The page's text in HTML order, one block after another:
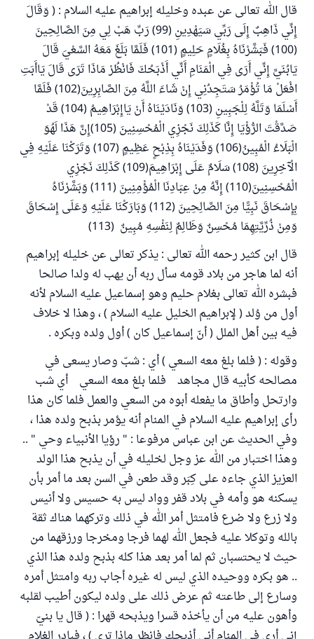
قال الله تعالى عن عبده وخليله إبراهيم عليه السلام : ( وَقَالَ
إِنِّي ذَاهِبٌ إِلَى رَبِّي سَيَهْدِينِ (99) رَبِّ هَبْ لِي مِنَ الصَّالِحِينَ
(100) فَبَشَّرْنَاهُ بِغُلَامٍ حَلِيمٍ (101) فَلَمَّا بَلَغَ مَعَهُ السَّعْيَ قَالَ
يَابُنَيَّ إِنِّي أَرَى فِي الْمَنَامِ أَنِّي أَذْبَحُكَ فَانْظُرْ مَاذَا تَرَى قَالَ يَاأَبَتِ
افْعَلْ مَا تُؤْمَرُ سَتَجِدُنِي إِنْ شَاءَ اللَّهُ مِنَ الصَّابِرِينَ(102) فَلَمَّا
أَسْلَمَا وَتَلَّهُ لِلْجَبِينِ (103) وَنَادَيْنَاهُ أَنْ يَاإِبْرَاهِيمُ (104) قَدْ
صَدَّقْتَ الرُّؤْيَا إِنَّا كَذَلِكَ نَجْزِي الْمُحْسِنِينَ (105)إِنَّ هَذَا لَهُوَ
الْبَلَاءُ الْمُبِينُ(106) وَفَدَيْنَاهُ بِذِبْحٍ عَظِيمٍ (107) وَتَرَكْنَا عَلَيْهِ فِي
الْآخِرِينَ (108) سَلَامٌ عَلَى إِبْرَاهِيمَ(109) كَذَلِكَ نَجْزِي
الْمُحْسِنِينَ(110) إِنَّهُ مِنْ عِبَادِنَا الْمُؤْمِنِينَ (111) وَبَشَّرْنَاهُ
بِإِسْحَاقَ نَبِيًّا مِنَ الصَّالِحِينَ (112) وَبَارَكْنَا عَلَيْهِ وَعَلَى إِسْحَاقَ
وَمِنْ ذُرِّيَّتِهِمَا مُحْسِنٌ وَظَالِمٌ لِنَفْسِهِ مُبِينٌ (113)
قال ابن كثير رحمه الله تعالى : يذكر تعالى عن خليله إبراهيم
أنه لما هاجر من بلاد قومه سأل ربه أن يهب له ولدا صالحا
فبشره الله تعالى بغلام حليم وهو إسماعيل عليه السلام لأنه
أول من وُلد ( لإبراهيم الخليل عليه السلام ) ، وهذا لا خلاف
فيه بين أهل الملل ( أنّ إسماعيل كان ) أول ولده وبكره .
وقوله : ( فلما بلغ معه السعي ) أي : شبّ وصار يسعى في
مصالحه كأبيه قال مجاهد فلما بلغ معه السعي أي شب
وارتحل وأطاق ما يفعله أبوه من السعي والعمل فلما كان هذا
رأى إبراهيم عليه السلام في المنام أنه يؤمر بذبح ولده هذا ،
وفي الحديث عن ابن عباس مرفوعا : " رؤيا الأنبياء وحي " ..
وهذا اختبار من الله عز وجل لخليله في أن يذبح هذا الولد
العزيز الذي جاءه على كِبَر وقد طعن في السن بعد ما أمر بأن
يسكنه هو وأمه في بلاد قفر وواد ليس به حسيس ولا أنيس
ولا زرع ولا ضرع فامتثل أمر الله في ذلك وتركهما هناك ثقة
بالله وتوكلا عليه فجعل الله لهما فرجا ومخرجا ورزقهما من
حيث لا يحتسبان ثم لما أمر بعد هذا كله بذبح ولده هذا الذي
.. هو بكره ووحيده الذي ليس له غيره أجاب ربه وامتثل أمره
وسارع إلى طاعته ثم عرض ذلك على ولده ليكون أطيب لقلبه
وأهون عليه من أن يأخذه قسرا ويذبحه قهرا : ( قال يا بنيّ